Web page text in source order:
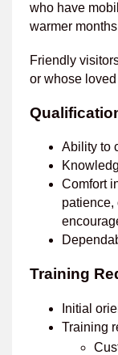
who have
warmer
Friendly
or whose
Ability to
Comfort
patience,
Training
Initial
Training